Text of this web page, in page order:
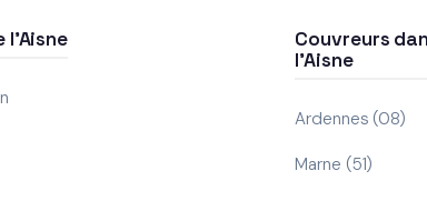
l'Aisne
Couvreurs
l'Aisne
Ardennes (08)
Marne (51)